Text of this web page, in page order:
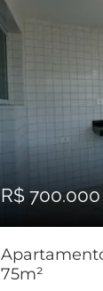
R$ 700.000
75m²